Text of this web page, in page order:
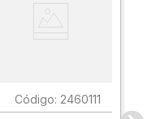
: 2460111